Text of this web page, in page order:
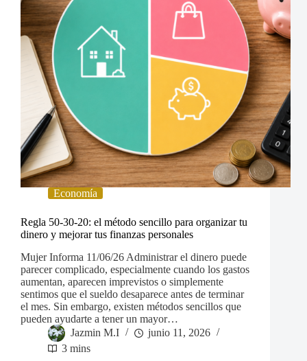
Economía
Regla 50-30-20: el método sencillo para organizar tu
dinero y mejorar tus finanzas personales
Mujer Informa 11/06/26 Administrar el dinero puede
parecer complicado, especialmente cuando los gastos
aumentan, aparecen imprevistos o simplemente
sentimos que el sueldo desaparece antes de terminar
el mes. Sin embargo, existen métodos sencillos que
pueden ayudarte a tener un mayor…
Jazmin M.I
junio 11, 2026
3 mins